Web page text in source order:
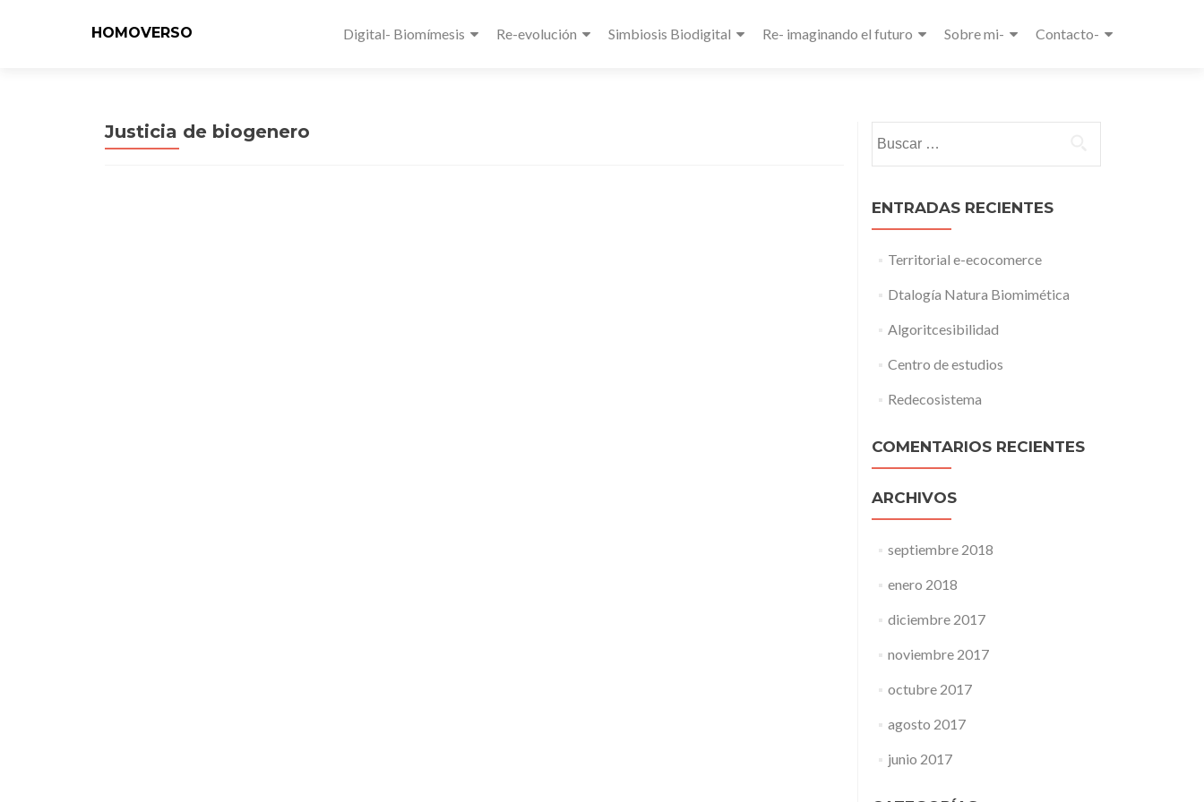
HOMOVERSO Digital- Biomímesis Re-evolución Simbiosis Biodigital Re- imaginando el futuro Sobre mi- Contacto-
Justicia de biogenero
ENTRADAS RECIENTES
Territorial e-ecocomerce
Dtalogía Natura Biomimética
Algoritcesibilidad
Centro de estudios
Redecosistema
COMENTARIOS RECIENTES
ARCHIVOS
septiembre 2018
enero 2018
diciembre 2017
noviembre 2017
octubre 2017
agosto 2017
junio 2017